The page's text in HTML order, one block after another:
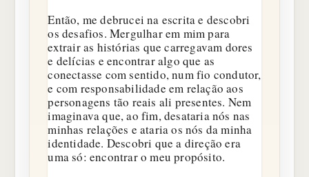
Então, me debrucei na escrita e descobri
os desafios. Mergulhar em mim para
extrair as histórias que carregavam dores
e delícias e encontrar algo que as
conectasse com sentido, num fio condutor,
e com responsabilidade em relação aos
personagens tão reais ali presentes. Nem
imaginava que, ao fim, desataria nós nas
minhas relações e ataria os nós da minha
identidade. Descobri que a direção era
uma só: encontrar o meu propósito.